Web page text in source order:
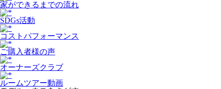
家ができるまでの流れ
SDGs活動
コストパフォーマンス
ご購入者様の声
オーナーズクラブ
ルームツアー動画